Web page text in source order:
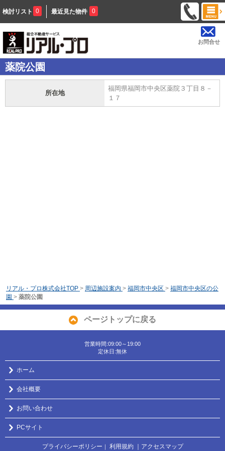
検討リスト 0 最近見た物件 0
お問合せ
薬院公園
所在地
福岡県福岡市中央区薬院３丁目８－
１７
リアル・プロ株式会社TOP > 周辺施設案内 > 福岡市中央区 > 福岡市中央区の公
園 > 薬院公園
ページトップに戻る
営業時間:09:00～19:00
定休日:無休
ホーム
会社概要
お問い合わせ
PCサイト
プライバシーポリシー ｜ 利用規約 ｜アクセスマップ